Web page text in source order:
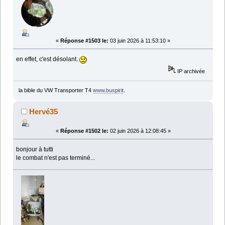
« Réponse #1503 le: 03 juin 2026 à 11:53:10 »
en effet, c'est désolant.
IP archivée
la bible du VW Transporter T4 www.buspirit.
Hervé35
« Réponse #1502 le: 02 juin 2026 à 12:08:45 »
bonjour à tutti
le combat n'est pas terminé...